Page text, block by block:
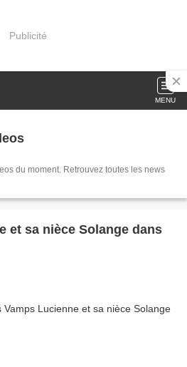
Publicité
MENU
du moment. Retrouvez toutes les news
et sa nièce Solange dans